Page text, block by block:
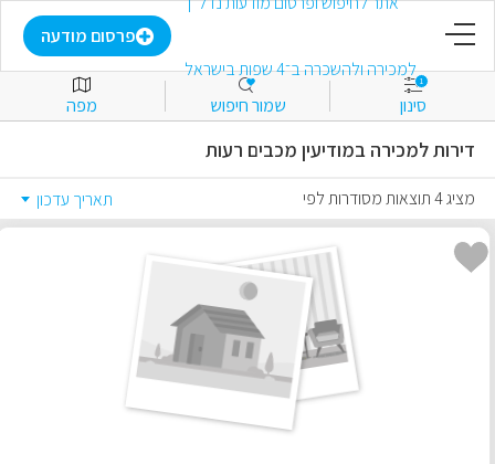
פרסום מודעה
פרסום מודעה
1
סינון שמור חיפוש מפה
דירות למכירה במודיעין מכבים רעות
מציג 4 תוצאות מסודרות לפי תאריך עדכון